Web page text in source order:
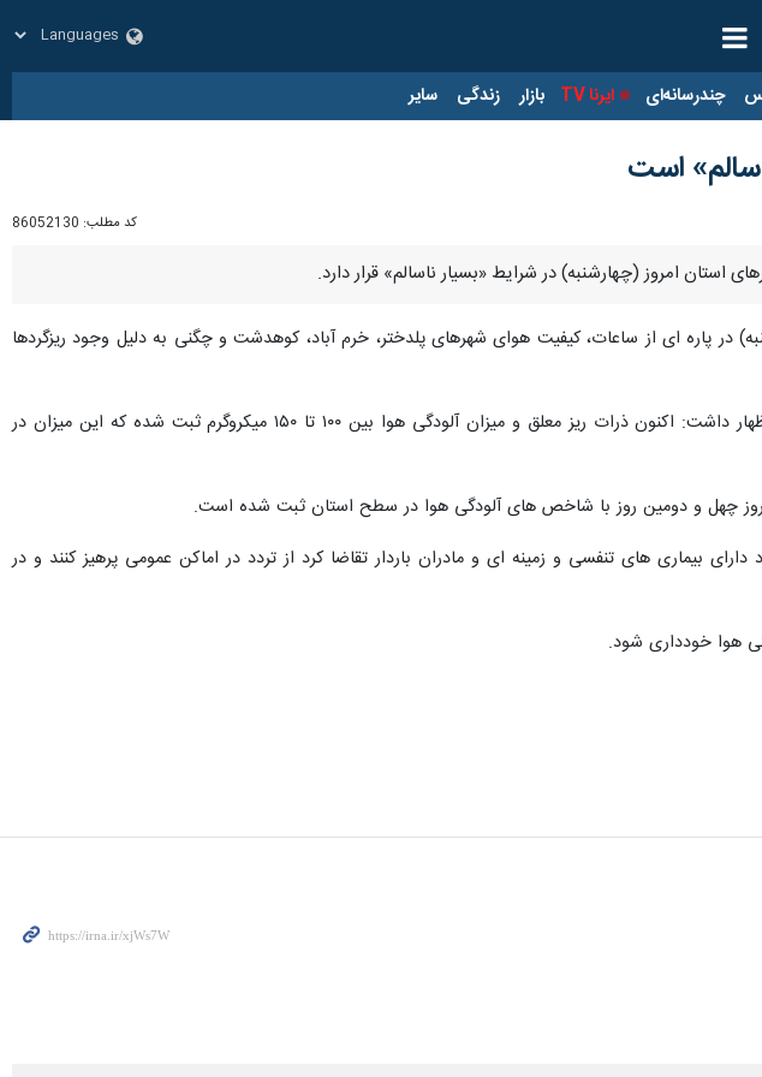
چندرسانه‌ای ایرنا TV بازار زندگی سایر
است
کد مطلب: 86052130
امروز (چهارشنبه) در شرایط «بسیار ناسالم» قرار دارد.
در پاره ای از ساعات، کیفیت هوای شهرهای پلدختر، خرم آباد، کوهدشت و چگنی به دلیل وجود ریزگردها
وی با بیان اینکه تا پایان امروز وضعیت غلظت ریزگردها رو به کاهش خواهد رفت اظهار داشت: اکنون ذرات ریز معلق و میزان آلودگی هوا بین ۱۰۰ تا ۱۵۰ میکروگرم ثبت شده که این میزان در
امروز چهل و دومین روز با شاخص های آلودگی هوا در سطح استان ثبت شده است.
بیماری های تنفسی و زمینه ای و مادران باردار تقاضا کرد از تردد در اماکن عمومی پرهیز کنند و در
هوا خودداری شود.